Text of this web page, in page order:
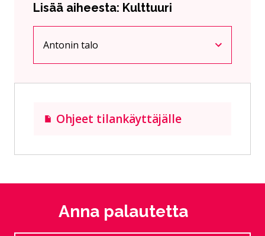
Lisää aiheesta: Kulttuuri
Nykyinen sivu
Antonin talo
Klikkaa käyttääksesi valikkoa
Ohjeet tilankäyttäjälle
Anna palautetta